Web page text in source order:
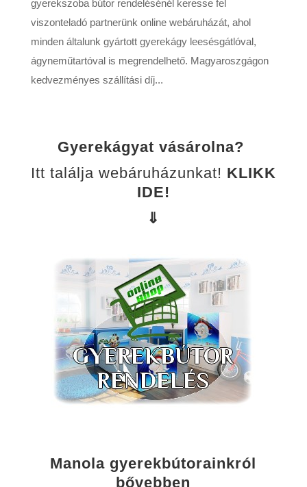
gyerekszoba bútor rendelésénél keresse fel
viszonteladó partnerünk online webáruházát, ahol
minden általunk gyártott gyerekágy leesésgátlóval,
ágyneműtartóval is megrendelhető. Magyaroszgágon
kedvezményes szállítási díj...
Gyerekágyat vásárolna?
Itt találja webáruházunkat! KLIKK
IDE!
⇓
Manola gyerekbútorainkról
bővebben